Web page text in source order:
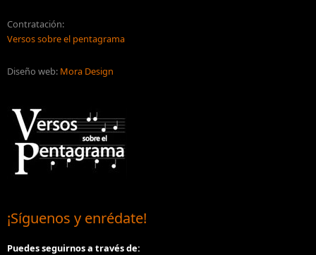
Contratación:
Versos sobre el pentagrama
Diseño web: Mora Design
¡Síguenos y enrédate!
Puedes seguirnos a través de: